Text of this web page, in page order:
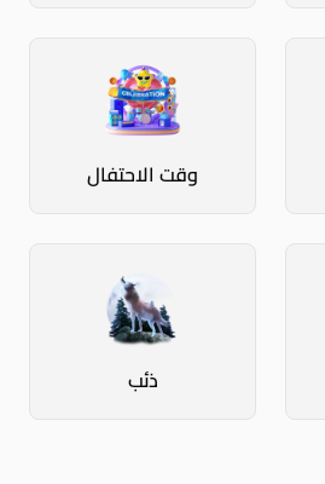
وقت الاحتفال
ذئب